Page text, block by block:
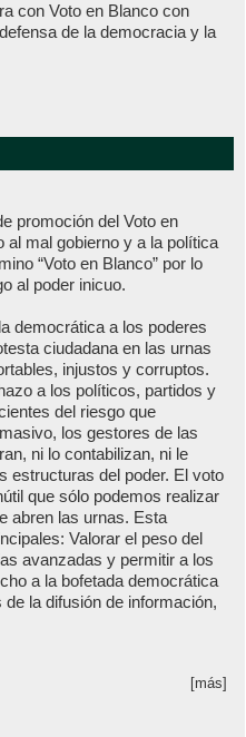
con Voto en Blanco con
de la democracia y la
promoción del Voto en
al mal gobierno y a la política
“Voto en Blanco” por lo
al poder inicuo.
democrática a los poderes
ciudadana en las urnas
injustos y corruptos.
a los políticos, partidos y
del riesgo que
los gestores de las
ni lo contabilizan, ni le
estructuras del poder. El voto
que sólo podemos realizar
abren las urnas. Esta
Valorar el peso del
avanzadas y permitir a los
a la bofetada democrática
la difusión de información,
[más]